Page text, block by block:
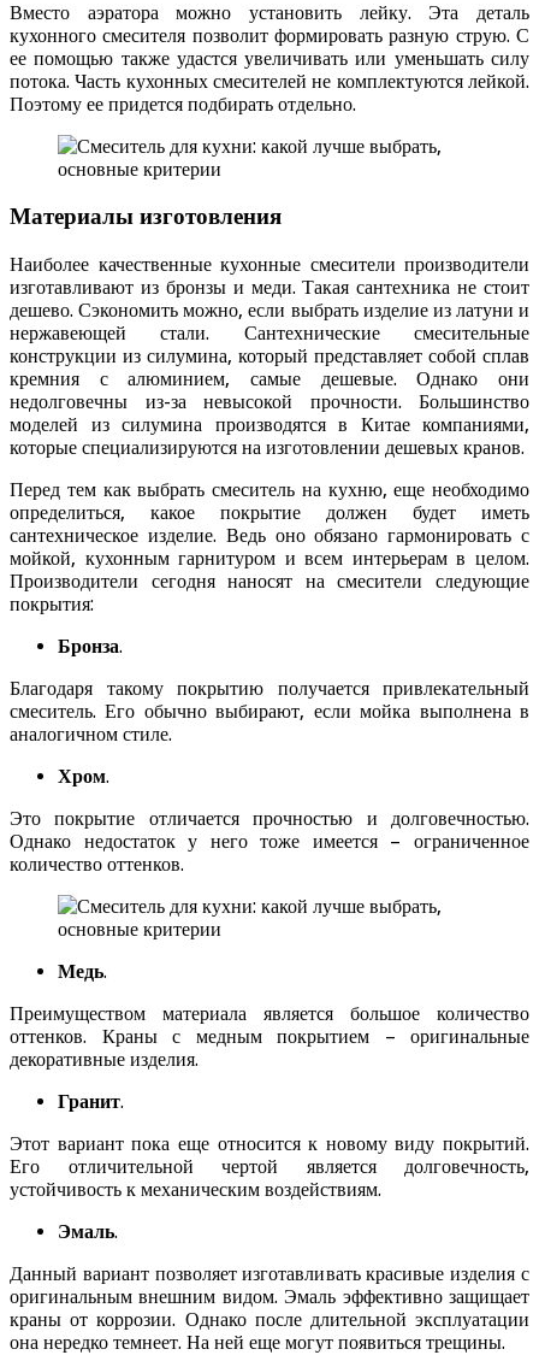
Вместо аэратора можно установить лейку. Эта деталь
кухонного смесителя позволит формировать разную струю. С
ее помощью также удастся увеличивать или уменьшать силу
потока. Часть кухонных смесителей не комплектуются лейкой.
Поэтому ее придется подбирать отдельно.
Материалы изготовления
Наиболее качественные кухонные смесители производители
изготавливают из бронзы и меди. Такая сантехника не стоит
дешево. Сэкономить можно, если выбрать изделие из латуни и
нержавеющей стали. Сантехнические смесительные
конструкции из силумина, который представляет собой сплав
кремния с алюминием, самые дешевые. Однако они
недолговечны из-за невысокой прочности. Большинство
моделей из силумина производятся в Китае компаниями,
которые специализируются на изготовлении дешевых кранов.
Перед тем как выбрать смеситель на кухню, еще необходимо
определиться, какое покрытие должен будет иметь
сантехническое изделие. Ведь оно обязано гармонировать с
мойкой, кухонным гарнитуром и всем интерьерам в целом.
Производители сегодня наносят на смесители следующие
покрытия:
Бронза.
Благодаря такому покрытию получается привлекательный
смеситель. Его обычно выбирают, если мойка выполнена в
аналогичном стиле.
Хром.
Это покрытие отличается прочностью и долговечностью.
Однако недостаток у него тоже имеется – ограниченное
количество оттенков.
Медь.
Преимуществом материала является большое количество
оттенков. Краны с медным покрытием – оригинальные
декоративные изделия.
Гранит.
Этот вариант пока еще относится к новому виду покрытий.
Его отличительной чертой является долговечность,
устойчивость к механическим воздействиям.
Эмаль.
Данный вариант позволяет изготавливать красивые изделия с
оригинальным внешним видом. Эмаль эффективно защищает
краны от коррозии. Однако после длительной эксплуатации
она нередко темнеет. На ней еще могут появиться трещины.